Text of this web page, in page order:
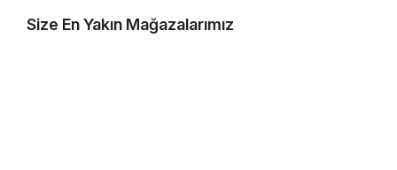
Size En Yakın Mağazalarımız